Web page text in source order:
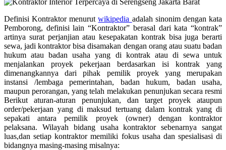
Definisi Kontraktor menurutwikipedia adalah sinonim dengan kata
Pemborong, definisi lain “Kontraktor” berasal dari kata “kontrak”
artinya surat perjanjian atau kesepakatan kontrak bisa juga berarti
sewa, jadi kontraktor bisa disamakan dengan orang atau suatu badan
hukum atau badan usaha yang di kontrak atau di sewa untuk
menjalankan proyek pekerjaan berdasarkan isi kontrak yang
dimenangkannya dari pihak pemilik proyek yang merupakan
instansi /lembaga pemerintahan, badan hukum, badan usaha,
maupun perorangan, yang telah melakukan penunjukan secara resmi
Berikut aturan-aturan penunjukan, dan target proyek ataupun
order/pekerjaan yang di maksud tertuang dalam kontrak yang di
sepakati antara pemilik proyek (owner) dengan kontraktor
pelaksana. Wilayah bidang usaha kontraktor sebenarnya sangat
luas,dan setiap kontraktor memiliki fokus usaha dan spesialisasi di
bidangnya masing-masing misalnya: